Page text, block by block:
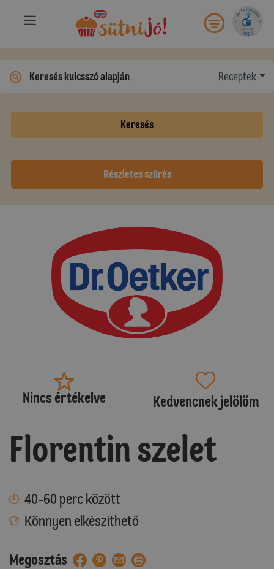
Receptek
Keresés
Részletes szűrés
Nincs értékelve Kedvencnek jelölöm
Florentin szelet
40-60 perc között
Könnyen elkészíthető
Megosztás